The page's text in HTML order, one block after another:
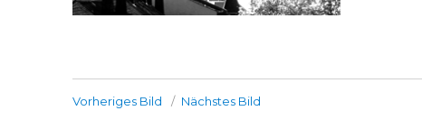
Vorheriges Bild Nächstes Bild